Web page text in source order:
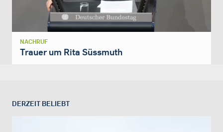
NACHRUF
Trauer um Rita Süssmuth
DERZEIT BELIEBT